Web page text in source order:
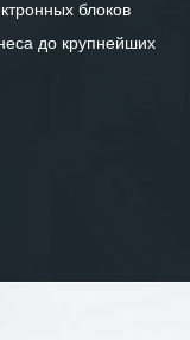
блоков
до крупнейших